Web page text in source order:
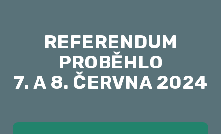
REFERENDUM
PROBĚHLO
7. A 8. ČERVNA 2024